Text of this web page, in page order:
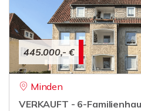
445.000,- €
Minden
VERKAUFT - 6-